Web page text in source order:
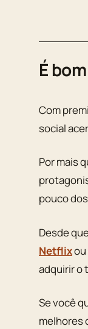
É
Com
social
Por mais
pouco
Desde
Netflix
adquirir o
Se você
melhores